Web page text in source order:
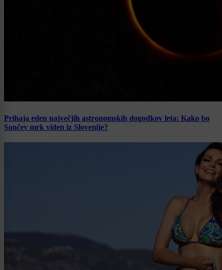
Prihaja eden največjih astronomskih dogodkov leta: Kako bo
Sončev mrk viden iz Slovenije?